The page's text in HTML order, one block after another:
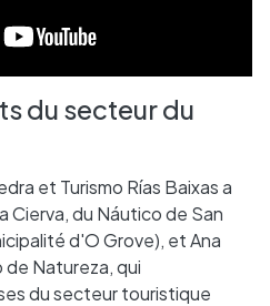
du secteur du
et Turismo Rías Baixas a
Cierva, du Náutico de San
d'O Grove), et Ana
de Natureza, qui
du secteur touristique